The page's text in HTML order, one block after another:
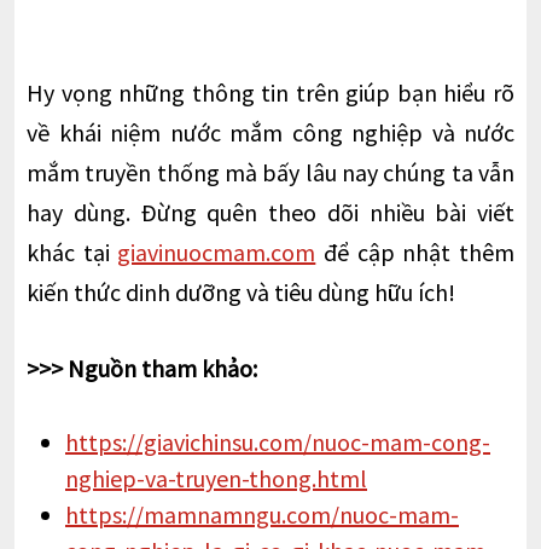
Hy vọng những thông tin trên giúp bạn hiểu rõ
về khái niệm nước mắm công nghiệp và nước
mắm truyền thống mà bấy lâu nay chúng ta vẫn
hay dùng. Đừng quên theo dõi nhiều bài viết
khác tại giavinuocmam.com để cập nhật thêm
kiến thức dinh dưỡng và tiêu dùng hữu ích!
>>> Nguồn tham khảo:
https://giavichinsu.com/nuoc-mam-cong-
nghiep-va-truyen-thong.html
https://mamnamngu.com/nuoc-mam-